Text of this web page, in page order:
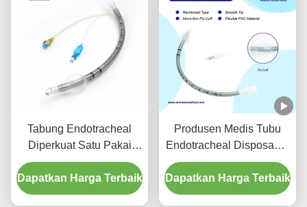
Tabung Endotracheal
Diperkuat Satu Pakai
Dengan Port Penyedutan
Untuk Pencegahan VAP
Dapatkan Harga Terbaik
Produsen Medis Tubu
Endotracheal Disposable
Diperkuat Bebas DEHP
Dapatkan Harga Terbaik